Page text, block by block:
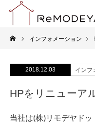
インフォメーション
2018.12.03 インフ
HPをリニューア
当社は(株)リモデヤド